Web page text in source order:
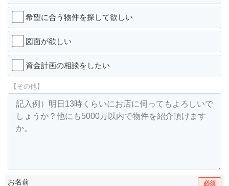
希望に合う物件を探して欲しい
図面が欲しい
資金計画の相談をしたい
【その他】
お名前 必須